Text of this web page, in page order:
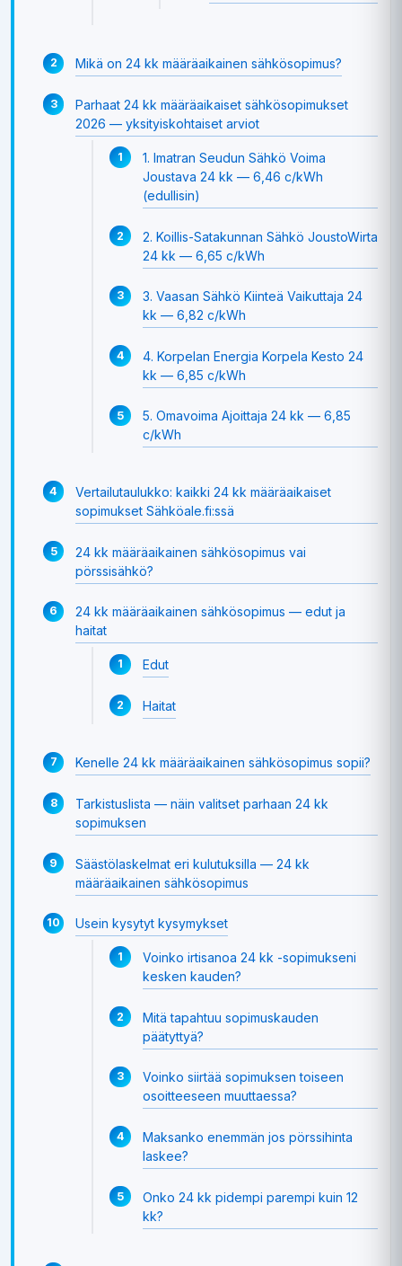
Mikä on 24 kk määräaikainen sähkösopimus?
Parhaat 24 kk määräaikaiset sähkösopimukset
2026 — yksityiskohtaiset arviot
1. Imatran Seudun Sähkö Voima
Joustava 24 kk — 6,46 c/kWh
(edullisin)
2. Koillis-Satakunnan Sähkö JoustoWirta
24 kk — 6,65 c/kWh
3. Vaasan Sähkö Kiinteä Vaikuttaja 24
kk — 6,82 c/kWh
4. Korpelan Energia Korpela Kesto 24
kk — 6,85 c/kWh
5. Omavoima Ajoittaja 24 kk — 6,85
c/kWh
Vertailutaulukko: kaikki 24 kk määräaikaiset
sopimukset Sähköale.fi:ssä
24 kk määräaikainen sähkösopimus vai
pörssisähkö?
24 kk määräaikainen sähkösopimus — edut ja
haitat
Edut
Haitat
Kenelle 24 kk määräaikainen sähkösopimus sopii?
Tarkistuslista — näin valitset parhaan 24 kk
sopimuksen
Säästölaskelmat eri kulutuksilla — 24 kk
määräaikainen sähkösopimus
Usein kysytyt kysymykset
Voinko irtisanoa 24 kk -sopimukseni
kesken kauden?
Mitä tapahtuu sopimuskauden
päätyttyä?
Voinko siirtää sopimuksen toiseen
osoitteeseen muuttaessa?
Maksanko enemmän jos pörssihinta
laskee?
Onko 24 kk pidempi parempi kuin 12
kk?